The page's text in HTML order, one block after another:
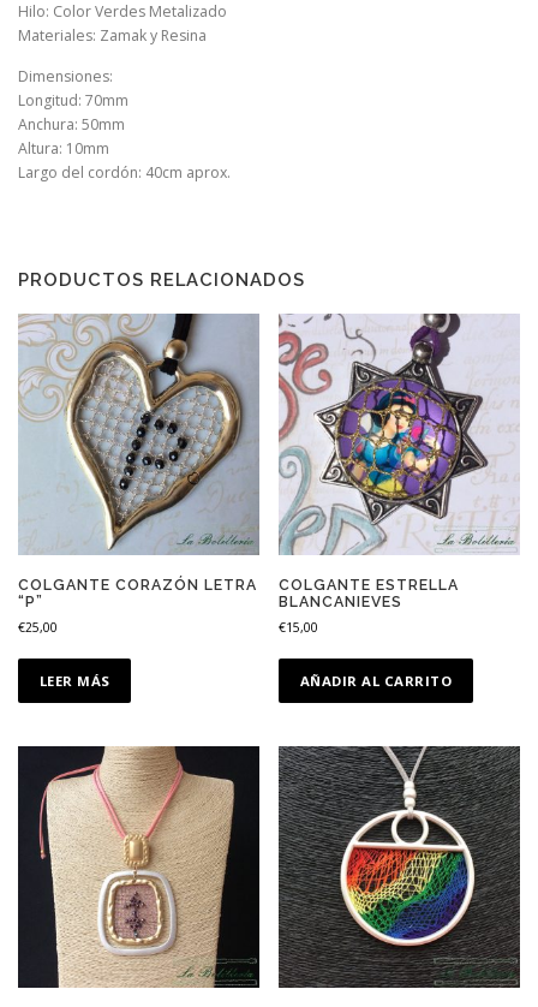
Hilo: Color Verdes Metalizado
Materiales: Zamak y Resina
Dimensiones:
Longitud: 70mm
Anchura: 50mm
Altura: 10mm
Largo del cordón: 40cm aprox.
PRODUCTOS RELACIONADOS
COLGANTE CORAZÓN LETRA
“P”
€25,00
LEER MÁS
COLGANTE ESTRELLA
BLANCANIEVES
€15,00
AÑADIR AL CARRITO